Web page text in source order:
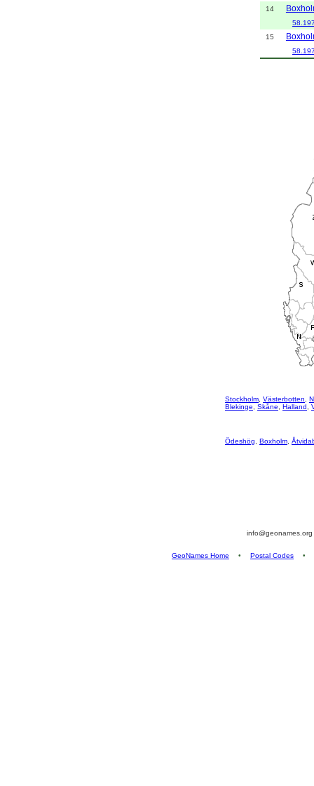
14
15
Stockholm Västerbotten
Blekinge
Skåne Halland
Ödeshög Boxholm
info@geonames.org
GeoNames Home • Postal Codes •